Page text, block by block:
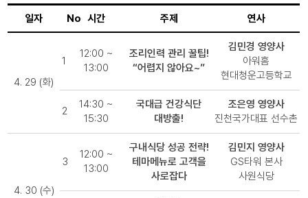
일자 No 시간 주제 연사
4. 29 (화)
1
12:00 ~
13:00
조리인력 관리 꿀팁!
“어렵지 않아요~”
김민경 영양사
아워홈
현대청운고등학교
2
14:30 ~
15:30
국대급 건강식단
대방출!
조은영 영양사
진천국가대표 선수촌
4. 30 (수)
3
12:00 ~
13:00
구내식당 성공 전략!
테마메뉴로 고객을
사로잡다
김민지 영양사
GS타워 본사
사원식당